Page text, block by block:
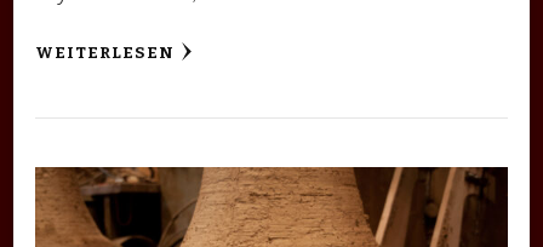
WEITERLESEN